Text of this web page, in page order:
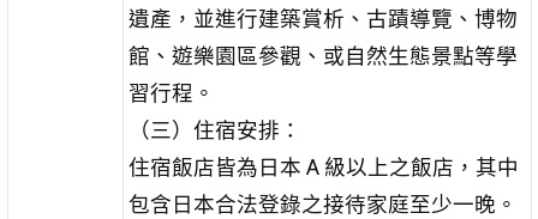
遺產，並進行建築賞析、古蹟導覽、博物
館、遊樂園區參觀、或自然生態景點等學
習行程。
（三）住宿安排：
住宿飯店皆為日本 A 級以上之飯店，其中
包含日本合法登錄之接待家庭至少一晚。